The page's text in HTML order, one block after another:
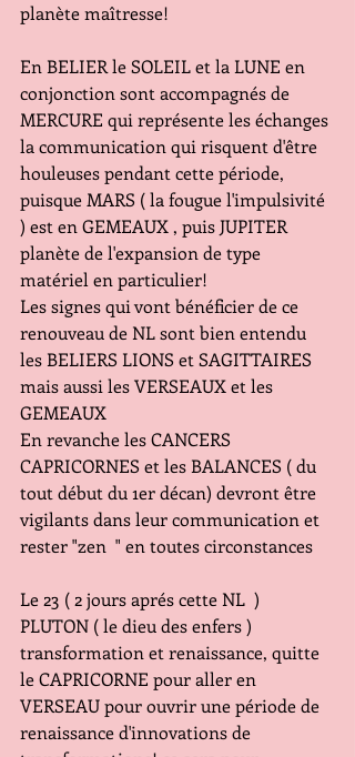
planète maîtresse!
En BELIER le SOLEIL et la LUNE en
conjonction sont accompagnés de
MERCURE qui représente les échanges
la communication qui risquent d'être
houleuses pendant cette période,
puisque MARS ( la fougue l'impulsivité
) est en GEMEAUX , puis JUPITER
planète de l'expansion de type
matériel en particulier!
Les signes qui vont bénéficier de ce
renouveau de NL sont bien entendu
les BELIERS LIONS et SAGITTAIRES
mais aussi les VERSEAUX et les
GEMEAUX
En revanche les CANCERS
CAPRICORNES et les BALANCES ( du
tout début du 1er décan) devront être
vigilants dans leur communication et
rester "zen  " en toutes circonstances
Le 23 ( 2 jours aprés cette NL  )
PLUTON ( le dieu des enfers )
transformation et renaissance, quitte
le CAPRICORNE pour aller en
VERSEAU pour ouvrir une période de
renaissance d'innovations de